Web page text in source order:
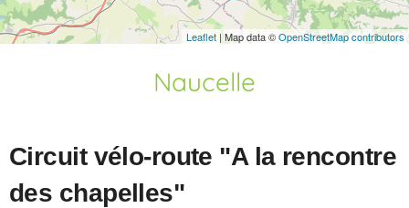
Leaflet | Map data ©OpenStreetMap contributors
Naucelle
Circuit vélo-route "A la rencontre
des chapelles"